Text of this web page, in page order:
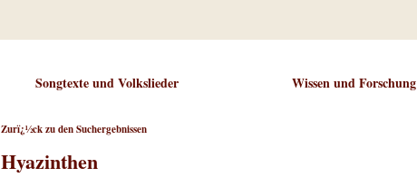
Songtexte und Volkslieder Wissen und Forschung
Zurï¿½ck zu den Suchergebnissen
Hyazinthen